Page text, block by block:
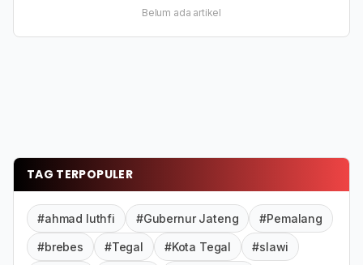
Belum ada artikel
TAG TERPOPULER
#ahmad luthfi #Gubernur Jateng #Pemalang
#brebes #Tegal #Kota Tegal #slawi